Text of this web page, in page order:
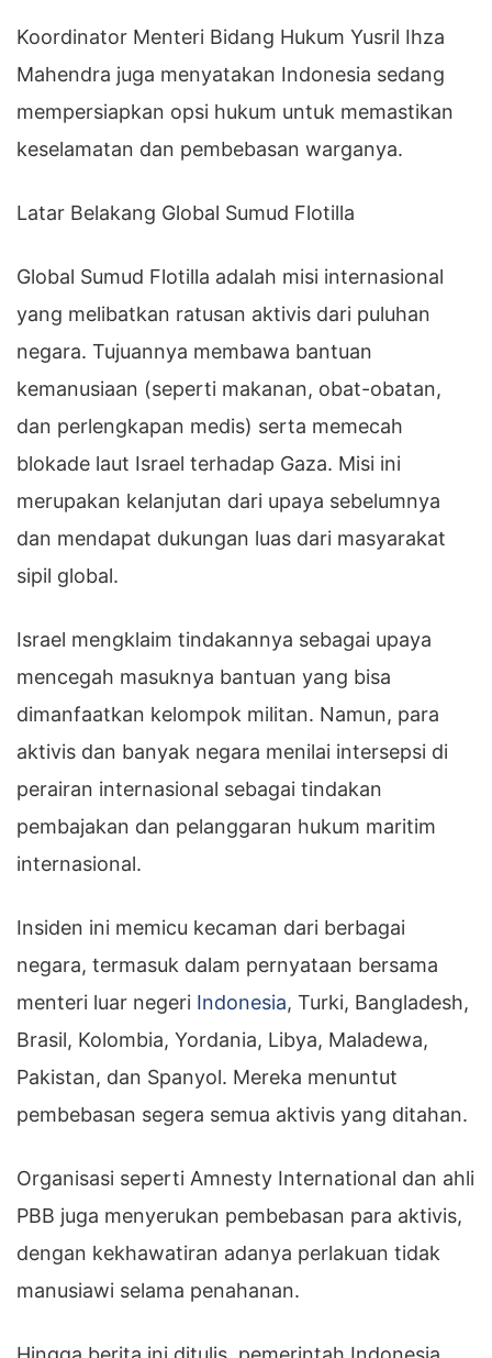
Koordinator Menteri Bidang Hukum Yusril Ihza
Mahendra juga menyatakan Indonesia sedang
mempersiapkan opsi hukum untuk memastikan
keselamatan dan pembebasan warganya.
Latar Belakang Global Sumud Flotilla
Global Sumud Flotilla adalah misi internasional
yang melibatkan ratusan aktivis dari puluhan
negara. Tujuannya membawa bantuan
kemanusiaan (seperti makanan, obat-obatan,
dan perlengkapan medis) serta memecah
blokade laut Israel terhadap Gaza. Misi ini
merupakan kelanjutan dari upaya sebelumnya
dan mendapat dukungan luas dari masyarakat
sipil global.
Israel mengklaim tindakannya sebagai upaya
mencegah masuknya bantuan yang bisa
dimanfaatkan kelompok militan. Namun, para
aktivis dan banyak negara menilai intersepsi di
perairan internasional sebagai tindakan
pembajakan dan pelanggaran hukum maritim
internasional.
Insiden ini memicu kecaman dari berbagai
negara, termasuk dalam pernyataan bersama
menteri luar negeri Indonesia, Turki, Bangladesh,
Brasil, Kolombia, Yordania, Libya, Maladewa,
Pakistan, dan Spanyol. Mereka menuntut
pembebasan segera semua aktivis yang ditahan.
Organisasi seperti Amnesty International dan ahli
PBB juga menyerukan pembebasan para aktivis,
dengan kekhawatiran adanya perlakuan tidak
manusiawi selama penahanan.